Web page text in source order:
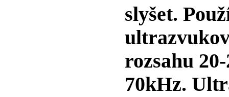
slyšet.
rozsahu
70kHz.